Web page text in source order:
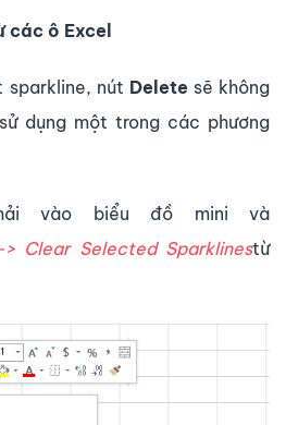
các ô Excel
sparkline, nút Delete sẽ không
dụng một trong các phương
vào biểu đồ mini và
Clear Selected Sparklinestừ